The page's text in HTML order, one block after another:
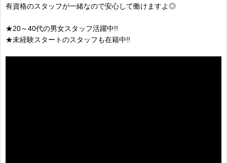
有資格のスタッフが一緒なので安心して働けますよ◎
★20～40代の男女スタッフ活躍中!!
★未経験スタートのスタッフも在籍中!!